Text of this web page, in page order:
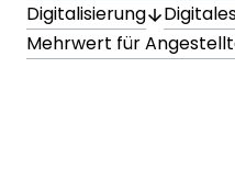
Digitalisierung
Mehrwert für